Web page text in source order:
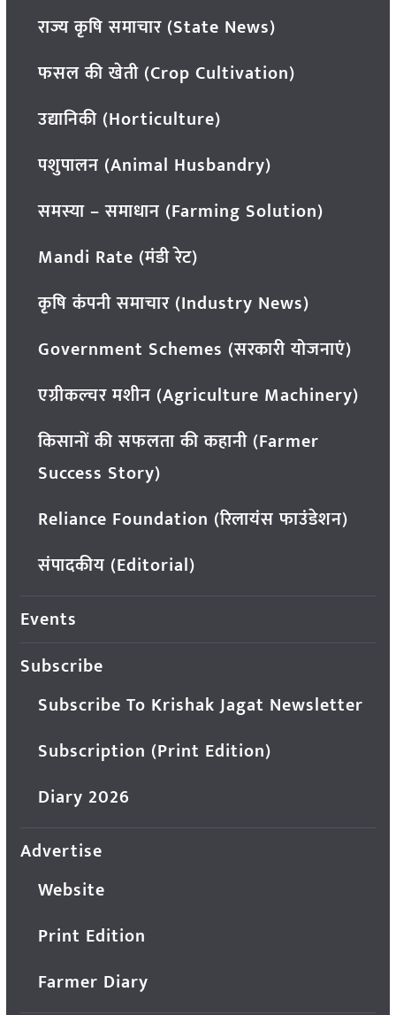
राज्य कृषि समाचार (State News)
फसल की खेती (Crop Cultivation)
उद्यानिकी (Horticulture)
पशुपालन (Animal Husbandry)
समस्या – समाधान (Farming Solution)
Mandi Rate (मंडी रेट)
कृषि कंपनी समाचार (Industry News)
Government Schemes (सरकारी योजनाएं)
एग्रीकल्चर मशीन (Agriculture Machinery)
किसानों की सफलता की कहानी (Farmer
Success Story)
Reliance Foundation (रिलायंस फाउंडेशन)
संपादकीय (Editorial)
Events
Subscribe
Subscribe To Krishak Jagat Newsletter
Subscription (Print Edition)
Diary 2026
Advertise
Website
Print Edition
Farmer Diary